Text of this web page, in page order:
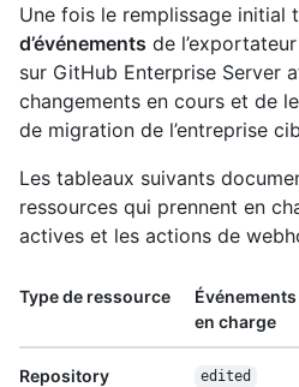
Une fois le remplissage initial
d’événements de
sur GitHub Enterprise Server
changements en cours et de
de migration de l’entreprise
Les tableaux suivants
ressources qui prennent en
actives et les actions de
Type de ressource
en charge
Repository edited